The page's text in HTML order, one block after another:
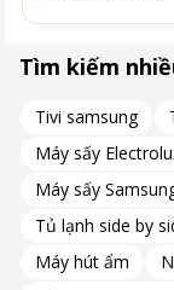
Đây là lựa chọn lý
Đảo gió 4 chiều
Với khả năng đảo
mát không khí
bố đều khắp
Tìm kiếm
Tivi samsung
Máy sấy
Máy sấy
Tủ lạnh side by
Máy hút ẩm